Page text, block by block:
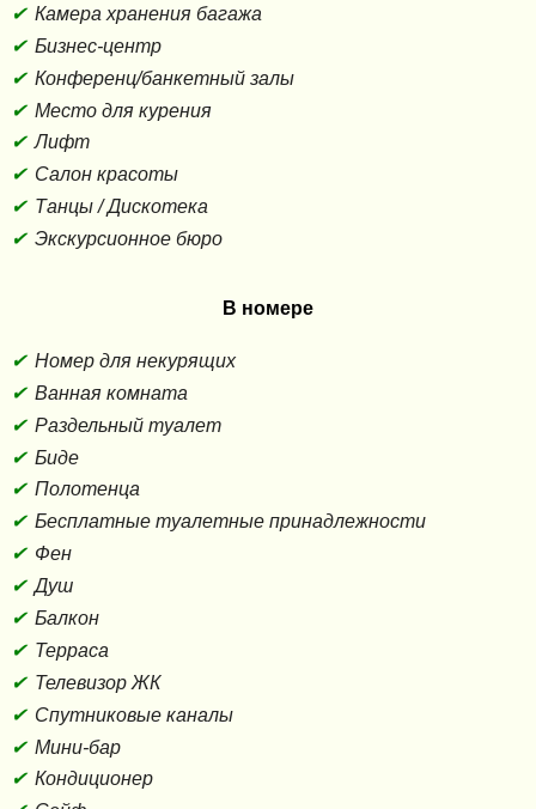
Камера хранения багажа
Бизнес-центр
Конференц/банкетный залы
Место для курения
Лифт
Салон красоты
Танцы / Дискотека
Экскурсионное бюро
В номере
Номер для некурящих
Ванная комната
Раздельный туалет
Биде
Полотенца
Бесплатные туалетные принадлежности
Фен
Душ
Балкон
Терраса
Телевизор ЖК
Спутниковые каналы
Мини-бар
Кондиционер